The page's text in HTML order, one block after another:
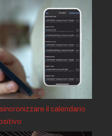
il calendario